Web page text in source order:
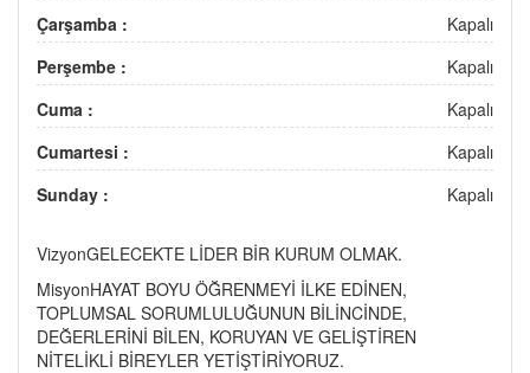
Çarşamba :
Kapalı
Perşembe :
Kapalı
Cuma :
Kapalı
Cumartesi :
Kapalı
Sunday :
Kapalı
VizyonGELECEKTE LİDER BİR KURUM OLMAK.
MisyonHAYAT BOYU ÖĞRENMEYİ İLKE EDİNEN,
TOPLUMSAL SORUMLULUĞUNUN BİLİNCİNDE,
DEĞERLERİNİ BİLEN, KORUYAN VE GELİŞTİREN
NİTELİKLİ BİREYLER YETİŞTİRİYORUZ.